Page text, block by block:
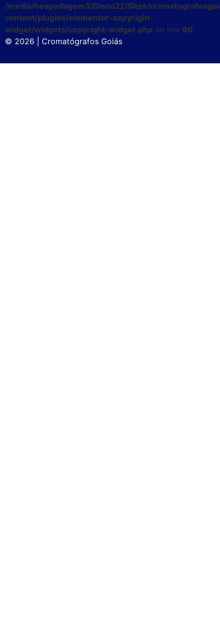
/media/hospedagem3/Disco22/Sites/
content/plugins/elementor-copyright-
widget/widgets/copyright-widget.php on line 90
© 2026 | Cromatógrafos Goiás